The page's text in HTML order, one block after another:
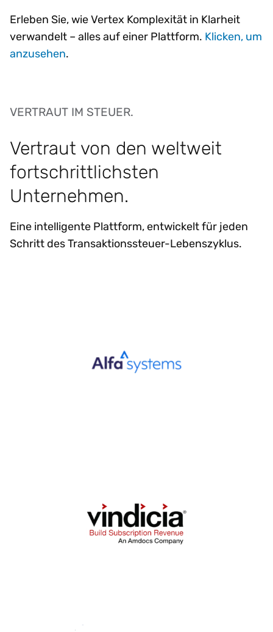
Erleben Sie, wie Vertex Komplexität in Klarheit
verwandelt – alles auf einer Plattform. Klicken, um
anzusehen.
VERTRAUT IM STEUER.
Vertraut von den weltweit
fortschrittlichsten
Unternehmen.
Eine intelligente Plattform, entwickelt für jeden
Schritt des Transaktionssteuer-Lebenszyklus.